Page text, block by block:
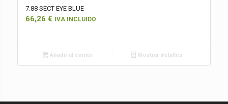
7.88 SECT EYE BLUE
66,26 € IVA INCLUIDO
Añadir al carrito Mostrar detalles